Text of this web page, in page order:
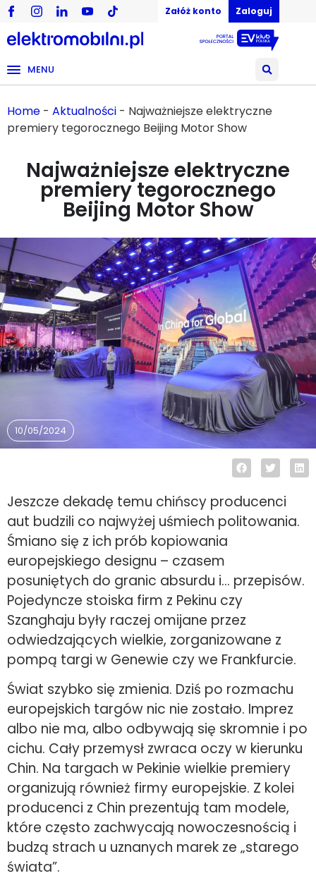
Załóż konto Zaloguj
MENU
Home - Aktualności - Najważniejsze elektryczne
premiery tegorocznego Beijing Motor Show
Najważniejsze elektryczne
premiery tegorocznego
Beijing Motor Show
10/05/2024
Jeszcze dekadę temu chińscy producenci
aut budzili co najwyżej uśmiech politowania.
Śmiano się z ich prób kopiowania
europejskiego designu – czasem
posuniętych do granic absurdu i… przepisów.
Pojedyncze stoiska firm z Pekinu czy
Szanghaju były raczej omijane przez
odwiedzających wielkie, zorganizowane z
pompą targi w Genewie czy we Frankfurcie.
Świat szybko się zmienia. Dziś po rozmachu
europejskich targów nic nie zostało. Imprez
albo nie ma, albo odbywają się skromnie i po
cichu. Cały przemysł zwraca oczy w kierunku
Chin. Na targach w Pekinie wielkie premiery
organizują również firmy europejskie. Z kolei
producenci z Chin prezentują tam modele,
które często zachwycają nowoczesnością i
budzą strach u uznanych marek ze „starego
świata”.